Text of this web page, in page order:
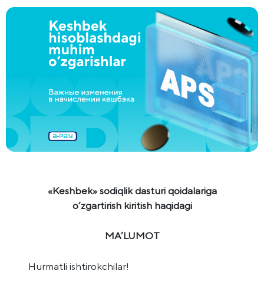
«Keshbek» sodiqlik dasturi qoidalariga
o‘zgartirish kiritish haqidagi
MA’LUMOT
Hurmatli ishtirokchilar!